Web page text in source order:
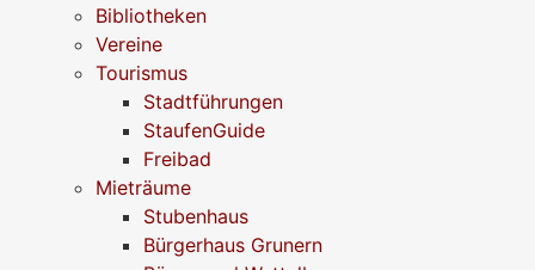
Bibliotheken
Vereine
Tourismus
Stadtführungen
StaufenGuide
Freibad
Mieträume
Stubenhaus
Bürgerhaus Grunern